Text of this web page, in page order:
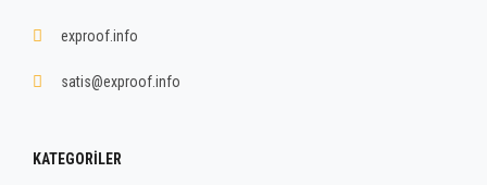
exproof.info
satis@exproof.info
KATEGORILER